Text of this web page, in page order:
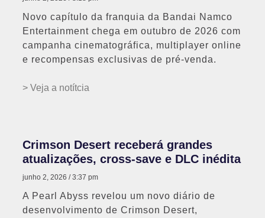
Novo capítulo da franquia da Bandai Namco
Entertainment chega em outubro de 2026 com
campanha cinematográfica, multiplayer online
e recompensas exclusivas de pré-venda.
> Veja a notítcia
Crimson Desert receberá grandes
atualizações, cross-save e DLC inédita
junho 2, 2026 3:37 pm
A Pearl Abyss revelou um novo diário de
desenvolvimento de Crimson Desert,